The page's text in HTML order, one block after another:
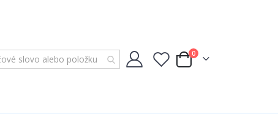
Cart
0položky